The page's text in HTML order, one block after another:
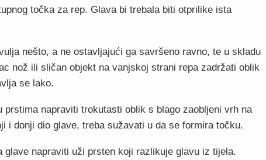
točka za rep. Glava bi trebala biti otprilike ista
nešto, a ne ostavljajući ga savršeno ravno, te u skladu
nož ili sličan objekt na vanjskoj strani repa zadržati oblik
se lako.
prstima napraviti trokutasti oblik s blago zaobljeni vrh na
i donji dio glave, treba sužavati u da se formira točku.
glave napraviti uži prsten koji razlikuje glavu iz tijela.